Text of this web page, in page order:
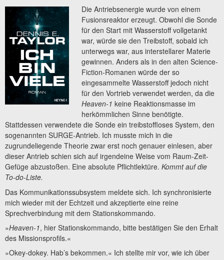
Die Antriebsenergie wurde von einem
Fusionsreaktor erzeugt. Obwohl die Sonde
für den Start mit Wasserstoff vollgetankt
war, würde sie den Treibstoff, sobald ich
unterwegs war, aus interstellarer Materie
gewinnen. Anders als in den alten Science-
Fiction-Romanen würde der so
eingesammelte Wasserstoff jedoch nicht
für den Vortrieb verwendet werden, da die
Heaven-1 keine Reaktionsmasse im
herkömmlichen Sinne benötigte.
Stattdessen verwendete die Sonde ein treibstoffloses System, den
sogenannten SURGE-Antrieb. Ich musste mich in die
zugrundeliegende Theorie zwar erst noch genauer einlesen, aber
dieser Antrieb schien sich auf irgendeine Weise vom Raum-Zeit-
Gefüge abzustoßen. Eine absolute Pflichtlektüre. Kommt auf die
To-do-Liste.
Das Kommunikationssubsystem meldete sich. Ich synchronisierte
mich wieder mit der Echtzeit und akzeptierte eine reine
Sprechverbindung mit dem Stationskommando.
»Heaven-1, hier Stationskommando, bitte bestätigen Sie den Erhalt
des Missionsprofils.«
»Okey-dokey. Hab’s bekommen.« Ich stellte mir vor, wie ich über